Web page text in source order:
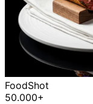
FoodShot
50.000+